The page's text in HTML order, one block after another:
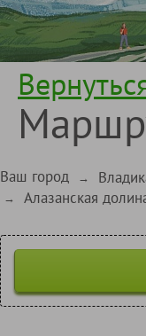
Ваш город →
→ Алазанская